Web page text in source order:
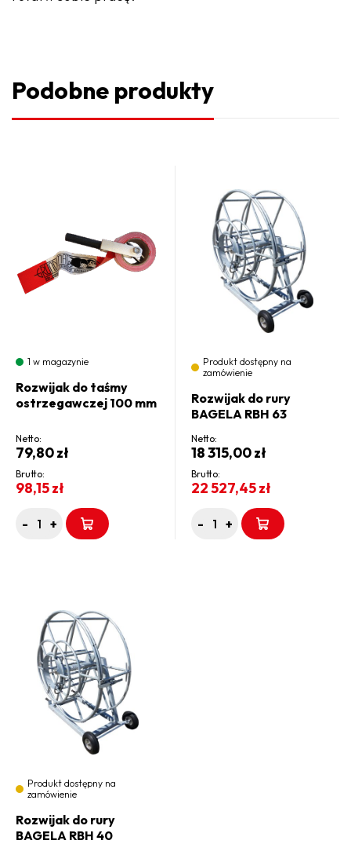
Podobne produkty
1 w magazynie
Rozwijak do taśmy
ostrzegawczej 100 mm
Netto:
79,80zł
Brutto:
98,15zł
+
-
Produkt dostępny na
zamówienie
Rozwijak do rury
BAGELA RBH 63
Netto:
18 315,00zł
Brutto:
22 527,45zł
+
-
Produkt dostępny na
zamówienie
Rozwijak do rury
BAGELA RBH 40